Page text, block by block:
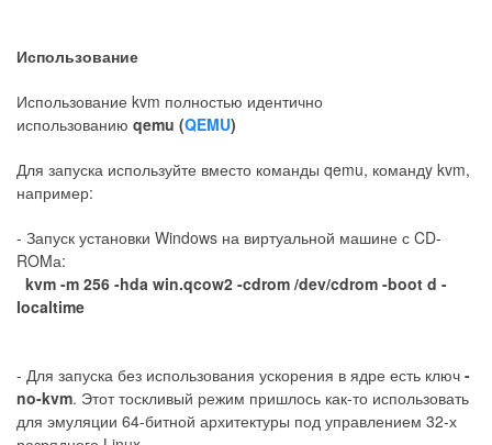
Использование
Использование kvm полностью идентично
использованию qemu (QEMU)
Для запуска используйте вместо команды qemu, командy kvm,
например:
- Запуск установки Windows на виртуальной машине с CD-
ROMа:
kvm -m 256 -hda win.qcow2 -cdrom /dev/cdrom -boot d -
localtime
- Для запуска без использования ускорения в ядре есть ключ -
no-kvm. Этот тоскливый режим пришлось как-то использовать
для эмуляции 64-битной архитектуры под управлением 32-х